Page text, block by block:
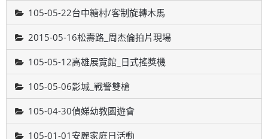
105-05-22台中糖村/客制旋轉木馬
2015-05-16松壽路_周杰倫拍片現場
105-05-12高雄展覽館_日式搖獎機
105-05-06影城_戰警雙槍
105-04-30偵娣幼教園遊會
105-01-01安麗家庭日活動